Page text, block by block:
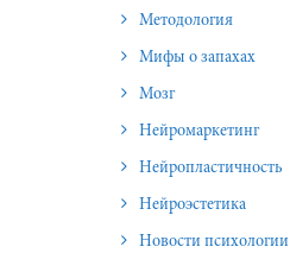
Методология
Мифы о запахах
Мозг
Нейромаркетинг
Нейропластичность
Нейроэстетика
Новости психологии